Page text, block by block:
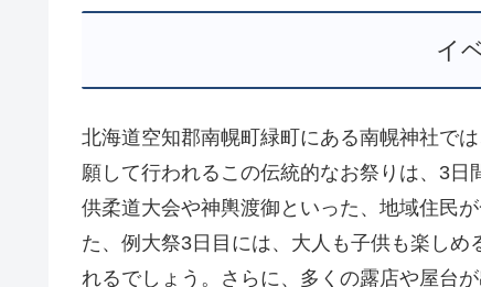
イ
北海道空知郡南幌町緑町にある南幌神社で
願して行われるこの伝統的なお祭りは、3
供柔道大会や神輿渡御といった、地域住民
た、例大祭3日目には、大人も子供も楽し
れるでしょう。さらに、多くの露店や屋台